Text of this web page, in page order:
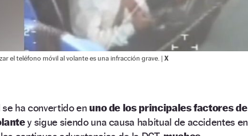
el teléfono móvil al volante es una infracción grave. | X
se ha convertido en uno de los principales factores de
y sigue siendo una causa habitual de accidentes en